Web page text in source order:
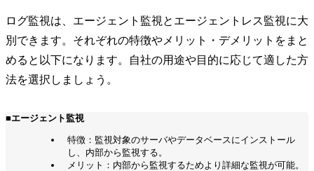
ログ監視は、エージェント監視とエージェントレス監視に大
別できます。それぞれの特徴やメリット・デメリットをまと
めると以下になります。自社の用途や目的に応じて適した方
法を選択しましょう。
■エージェント監視
特徴：監視対象のサーバやデータベースにインストール
し、内部から監視する。
メリット：内部から監視するためより詳細な監視が可能。